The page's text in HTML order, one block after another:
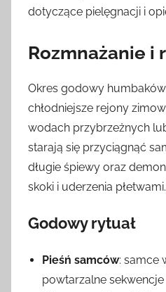
dotyczące pielęgnacji i
Rozmnażanie i
Okres godowy
chłodniejsze rejony
wodach przybrzeżnych
starają się przyciągnąć
długie śpiewy oraz
skoki i uderzenia płetwami.
Godowy rytuał
Pieśń samców: samce
powtarzalne